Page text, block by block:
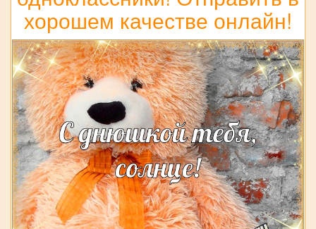
хорошем качестве онлайн!